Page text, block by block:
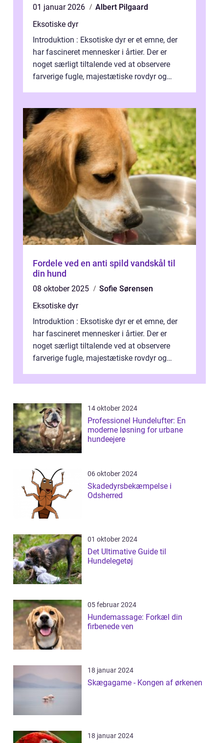
01 januar 2026
Albert Pilgaard
Eksotiske dyr
Introduktion : Eksotiske dyr er et emne, der
har fascineret mennesker i årtier. Der er
noget særligt tiltalende ved at observere
farverige fugle, majestætiske rovdyr og
Fordele ved en anti spild vandskål til
din hund
08 oktober 2025
Sofie Sørensen
Eksotiske dyr
Introduktion : Eksotiske dyr er et emne, der
har fascineret mennesker i årtier. Der er
noget særligt tiltalende ved at observere
farverige fugle, majestætiske rovdyr og
14 oktober 2024
Professionel Hundelufter: En
moderne løsning for urbane
hundeejere
06 oktober 2024
Skadedyrsbekæmpelse i
Odsherred
01 oktober 2024
Det Ultimative Guide til
Hundelegetøj
05 februar 2024
Hundemassage: Forkæl din
firbenede ven
18 januar 2024
Skægagame - Kongen af ørkenen
18 januar 2024